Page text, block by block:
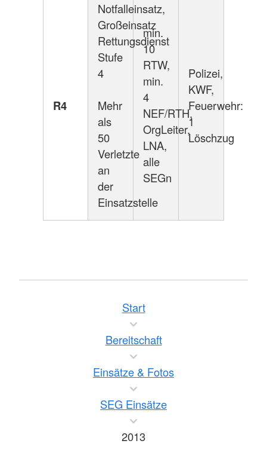
R4
Notfalleinsatz,
Großeinsatz
Rettungsdienst
Stufe
4
Mehr
als
50
Verletzte
an
der
Einsatzstelle
min.
10
RTW,
min.
4
NEF/RTH,
OrgLeiter,
LNA,
alle
SEGn
Polizei,
KWF,
Feuerwehr:
1
Löschzug
Start
Bereitschaft
Einsätze & Fotos
SEG Einsätze
2013